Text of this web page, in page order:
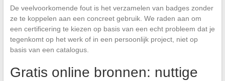
De veelvoorkomende fout is het verzamelen van badges zonder
ze te koppelen aan een concreet gebruik. We raden aan om
een certificering te kiezen op basis van een echt probleem dat je
tegenkomt op het werk of in een persoonlijk project, niet op
basis van een catalogus.
Gratis online bronnen: nuttige